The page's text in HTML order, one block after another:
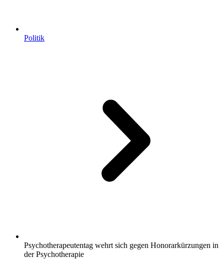
Politik
Psychotherapeutentag wehrt sich gegen Honorarkürzungen in
der Psychotherapie